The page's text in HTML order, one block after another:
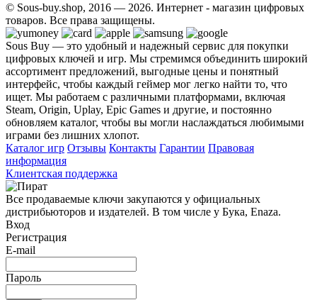
© Sous-buy.shop, 2016 — 2026. Интернет - магазин цифровых
товаров. Все права защищены.
Sous Buy — это удобный и надежный сервис для покупки
цифровых ключей и игр. Мы стремимся объединить широкий
ассортимент предложений, выгодные цены и понятный
интерфейс, чтобы каждый геймер мог легко найти то, что
ищет. Мы работаем с различными платформами, включая
Steam, Origin, Uplay, Epic Games и другие, и постоянно
обновляем каталог, чтобы вы могли наслаждаться любимыми
играми без лишних хлопот.
Каталог игр Отзывы Контакты Гарантии Правовая
информация
Клиентская поддержка
Все продаваемые ключи закупаются у официальных
дистрибьюторов и издателей. В том числе у Бука, Enaza.
Вход
Регистрация
E-mail
Пароль